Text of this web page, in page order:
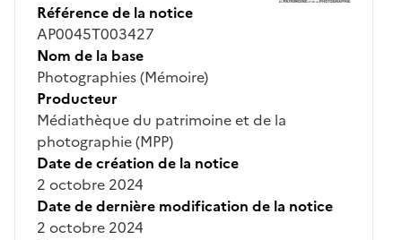
Référence de la notice
AP0045T003427
Nom de la base
Photographies (Mémoire)
Producteur
Médiathèque du patrimoine et de la
photographie (MPP)
Date de création de la notice
2 octobre 2024
Date de dernière modification de la notice
2 octobre 2024